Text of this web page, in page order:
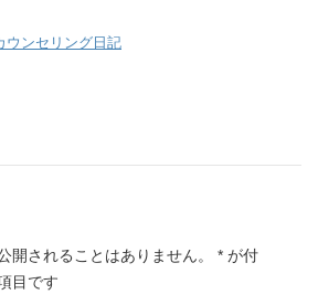
ウンセリング日記
開されることはありません。 * が付
目です